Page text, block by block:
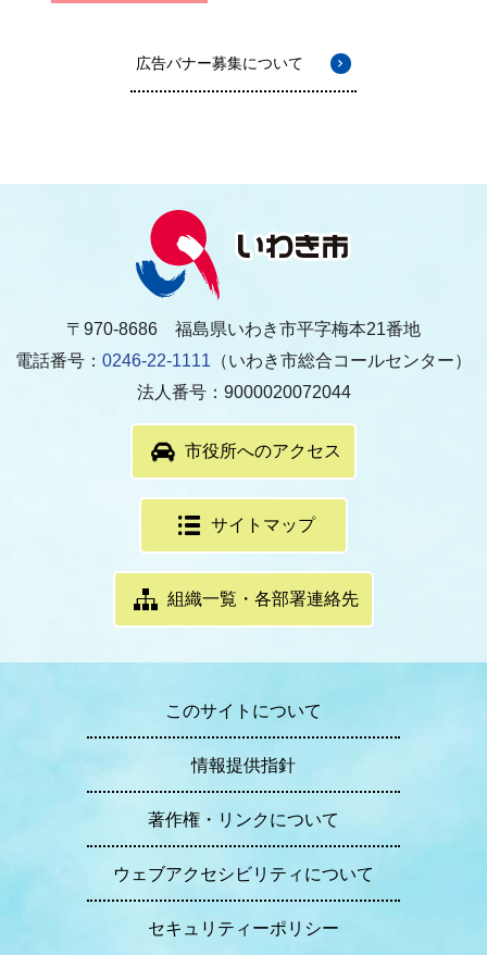
広告バナー募集について
〒970-8686 福島県いわき市平字梅本21番地
電話番号： 0246-22-1111 （いわき市総合コールセンター）
法人番号：9000020072044
市役所へのアクセス
サイトマップ
組織一覧・各部署連絡先
このサイトについて
情報提供指針
著作権・リンクについて
ウェブアクセシビリティについて
セキュリティーポリシー